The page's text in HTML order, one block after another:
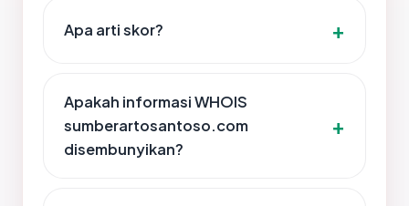
Apa arti skor?
Apakah informasi WHOIS
sumberartosantoso.com
disembunyikan?